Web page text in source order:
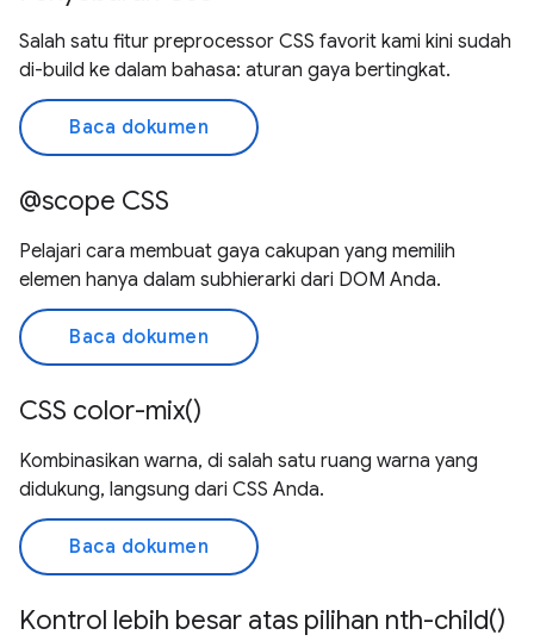
Salah satu fitur preprocessor CSS favorit kami kini sudah
di-build ke dalam bahasa: aturan gaya bertingkat.
Baca dokumen
@scope CSS
Pelajari cara membuat gaya cakupan yang memilih
elemen hanya dalam subhierarki dari DOM Anda.
Baca dokumen
CSS color-mix()
Kombinasikan warna, di salah satu ruang warna yang
didukung, langsung dari CSS Anda.
Baca dokumen
Kontrol lebih besar atas pilihan nth-child()